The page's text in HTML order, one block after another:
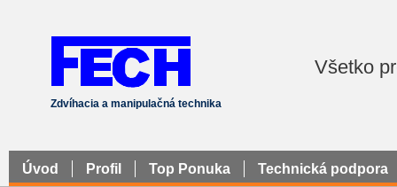
Zdvíhacia a manipulačná technika
Všetko
Úvod Profil Top Ponuka Technická podpora